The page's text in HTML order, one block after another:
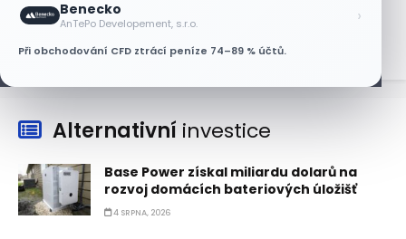
Benecko
AnTePo Developement, s.r.o. ›
Při obchodování CFD ztrácí peníze 74–89 % účtů.
6 SRPNA, 2026
Alternativní investice
Base Power získal miliardu dolarů na
rozvoj domácích bateriových úložišť
4 SRPNA, 2026